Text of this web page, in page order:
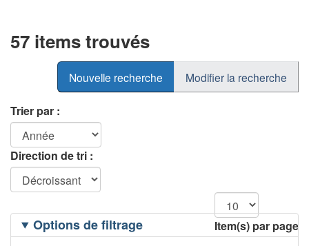
57 items trouvés
Nouvelle recherche Modifier la recherche
Trier par :
Direction de tri :
Item(s) par page
Filtrage
desOptions de filtrage